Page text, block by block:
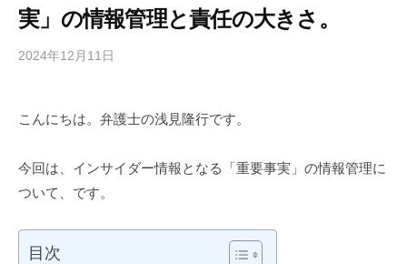
実」の情報管理と責任の大きさ。
2024年12月11日
護
浅
行
こんにちは。弁護士の浅見隆行です。
今回は、インサイダー情報となる「重要事実」の情報管理に
ついて、です。
目次